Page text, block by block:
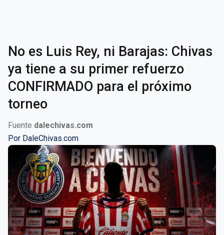
No es Luis Rey, ni Barajas: Chivas
ya tiene a su primer refuerzo
CONFIRMADO para el próximo
torneo
Fuente dalechivas.com
Por DaleChivas.com